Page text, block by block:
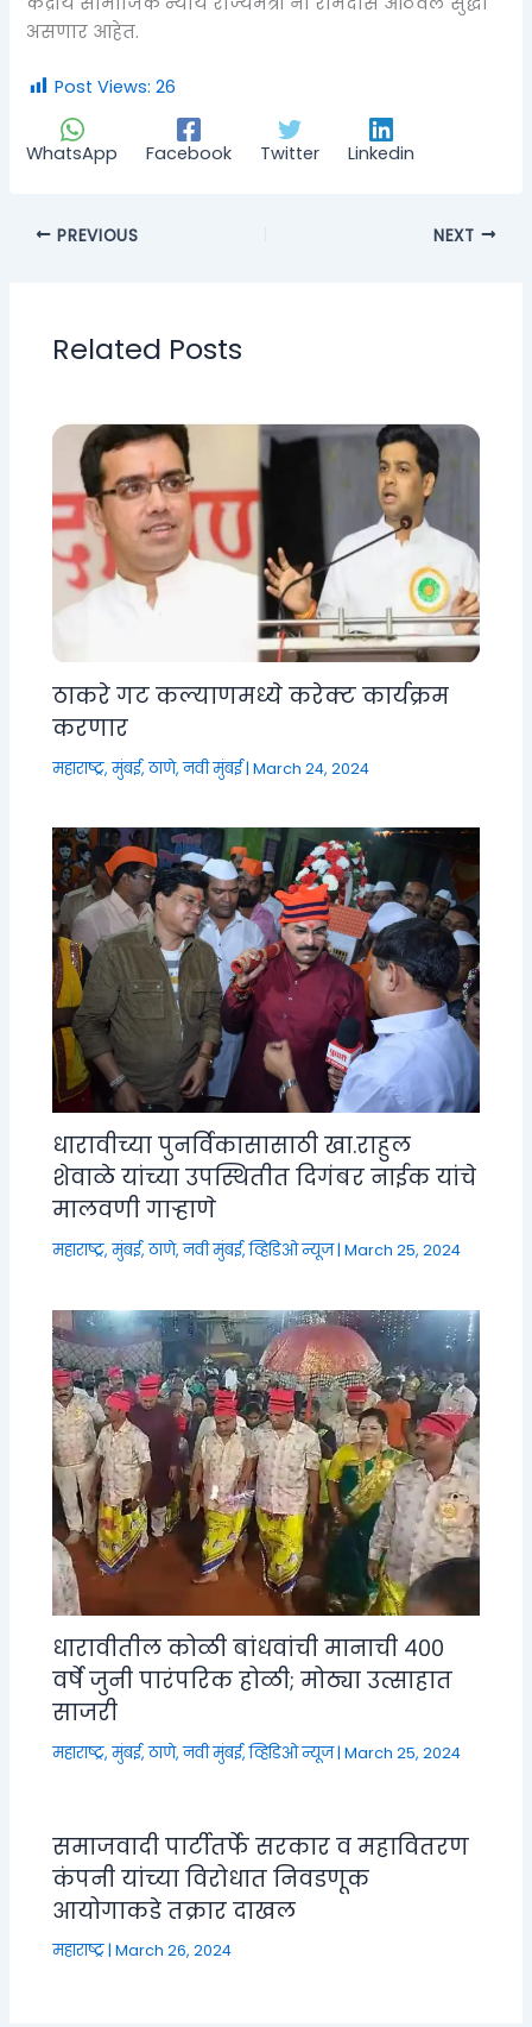
असणार आहेत.
Post Views: 26
WhatsApp Facebook Twitter Linkedin
PREVIOUS NEXT
Related Posts
ठाकरे गट कल्याणमध्ये करेक्ट कार्यक्रम
करणार
महाराष्ट्र,मुंबई, ठाणे, नवी मुंबई|March 24, 2024
धारावीच्या पुनर्विकासासाठी खा.राहुल
शेवाळे यांच्या उपस्थितीत दिगंबर नाईक यांचे
मालवणी गाऱ्हाणे
महाराष्ट्र,मुंबई, ठाणे, नवी मुंबई,व्हिडिओ न्यूज|March 25, 2024
धारावीतील कोळी बांधवांची मानाची ४००
वर्षे जुनी पारंपरिक होळी; मोठ्या उत्साहात
साजरी
महाराष्ट्र,मुंबई, ठाणे, नवी मुंबई,व्हिडिओ न्यूज|March 25, 2024
समाजवादी पार्टीतर्फे सरकार व महावितरण
कंपनी यांच्या विरोधात निवडणूक
आयोगाकडे तक्रार दाखल
महाराष्ट्र|March 26, 2024